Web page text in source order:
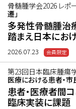
骨髄腫学会2026 レポ
遷」
多発性骨髄腫治
踏まえ日本にお
2026.07.23
第23回日本臨床腫瘍
医療における患者・市
患者・医療者間
臨床実装に課題